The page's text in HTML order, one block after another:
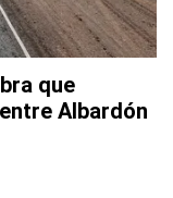
que
Albardón